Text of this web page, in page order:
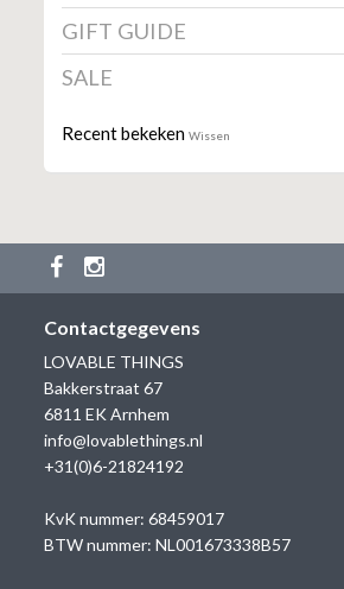
GIFT GUIDE
SALE
Recent bekeken Wissen
Contactgegevens
LOVABLE THINGS
Bakkerstraat 67
6811 EK Arnhem
info@lovablethings.nl
+31(0)6-21824192
KvK nummer: 68459017
BTW nummer: NL001673338B57